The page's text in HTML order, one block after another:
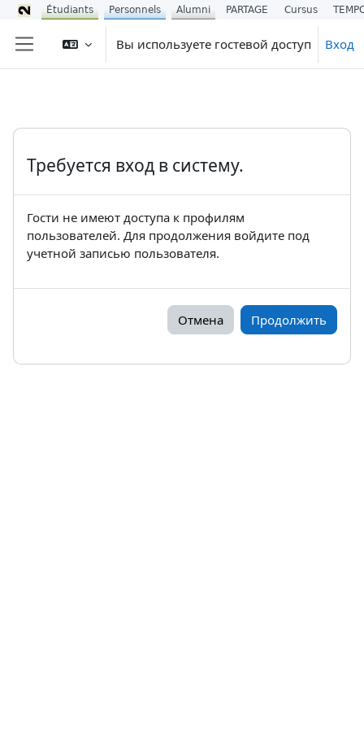
Перейти к основному содержанию
Боковая панель
Вы используете гостевой доступ Вход
Требуется вход в систему.
Гости не имеют доступа к профилям
пользователей. Для продолжения войдите под
учетной записью пользователя.
Отмена Продолжить
Étudiants Personnels Alumni PARTAGE Cursus